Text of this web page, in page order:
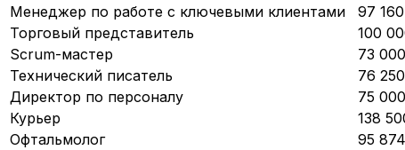
Менеджер по работе с ключевыми клиентами
97
Торговый представитель
100
Scrum-мастер
73
Технический писатель
76
Директор по персоналу
75
Курьер
138
Офтальмолог
95